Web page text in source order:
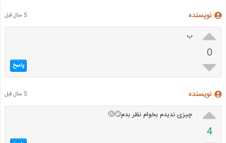
نویسنده 5 سال قبل

0

ب
پاسخ
نویسنده 5 سال قبل

4
چیزی ندیدم بخوام نظر بدم🙄😐